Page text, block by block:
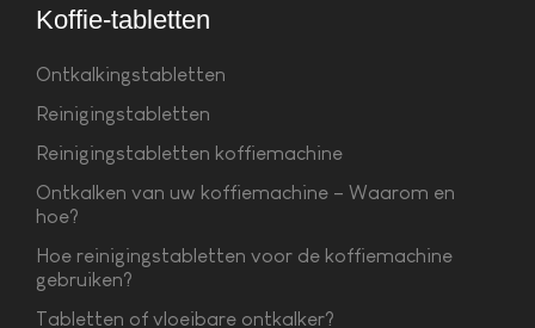
Koffie-tabletten
Ontkalkingstabletten
Reinigingstabletten
Reinigingstabletten koffiemachine
Ontkalken van uw koffiemachine – Waarom en
hoe?
Hoe reinigingstabletten voor de koffiemachine
gebruiken?
Tabletten of vloeibare ontkalker?